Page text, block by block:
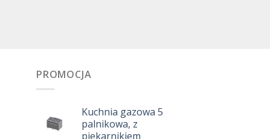
PROMOCJA
Kuchnia gazowa 5
palnikowa, z
piekarnikiem